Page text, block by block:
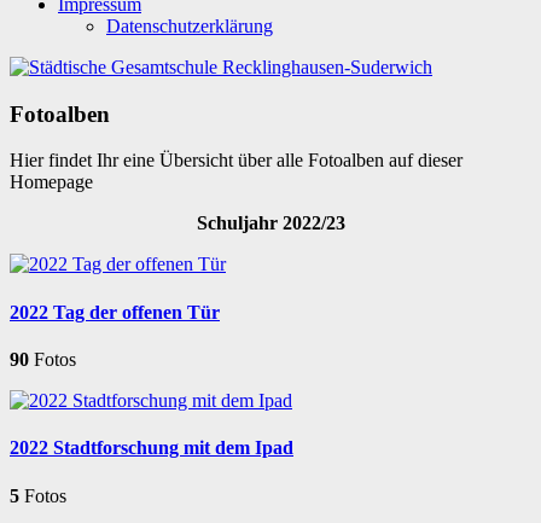
Impressum
Datenschutzerklärung
Fotoalben
Hier findet Ihr eine Übersicht über alle Fotoalben auf dieser
Homepage
Schuljahr 2022/23
2022 Tag der offenen Tür
90 Fotos
2022 Stadtforschung mit dem Ipad
5 Fotos